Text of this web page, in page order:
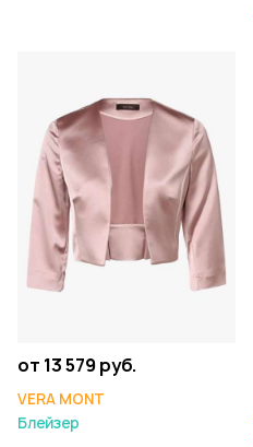
от 13 579 руб.
VERA MONT
Блейзер